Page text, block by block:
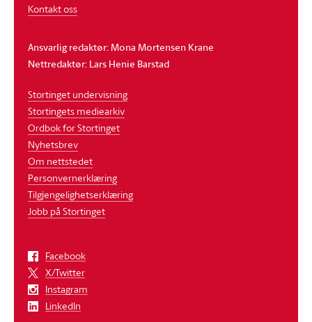
Kontakt oss
Ansvarlig redaktør: Mona Mortensen Krane
Nettredaktør: Lars Henie Barstad
Stortinget undervisning
Stortingets mediearkiv
Ordbok for Stortinget
Nyhetsbrev
Om nettstedet
Personvernerklæring
Tilgjengelighetserklæring
Jobb på Stortinget
Facebook
X/Twitter
Instagram
LinkedIn